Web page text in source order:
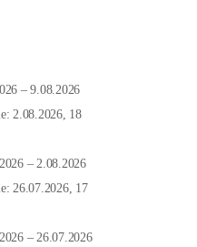
– 9.08.2026
2.08.2026, 18
– 2.08.2026
26.07.2026, 17
– 26.07.2026